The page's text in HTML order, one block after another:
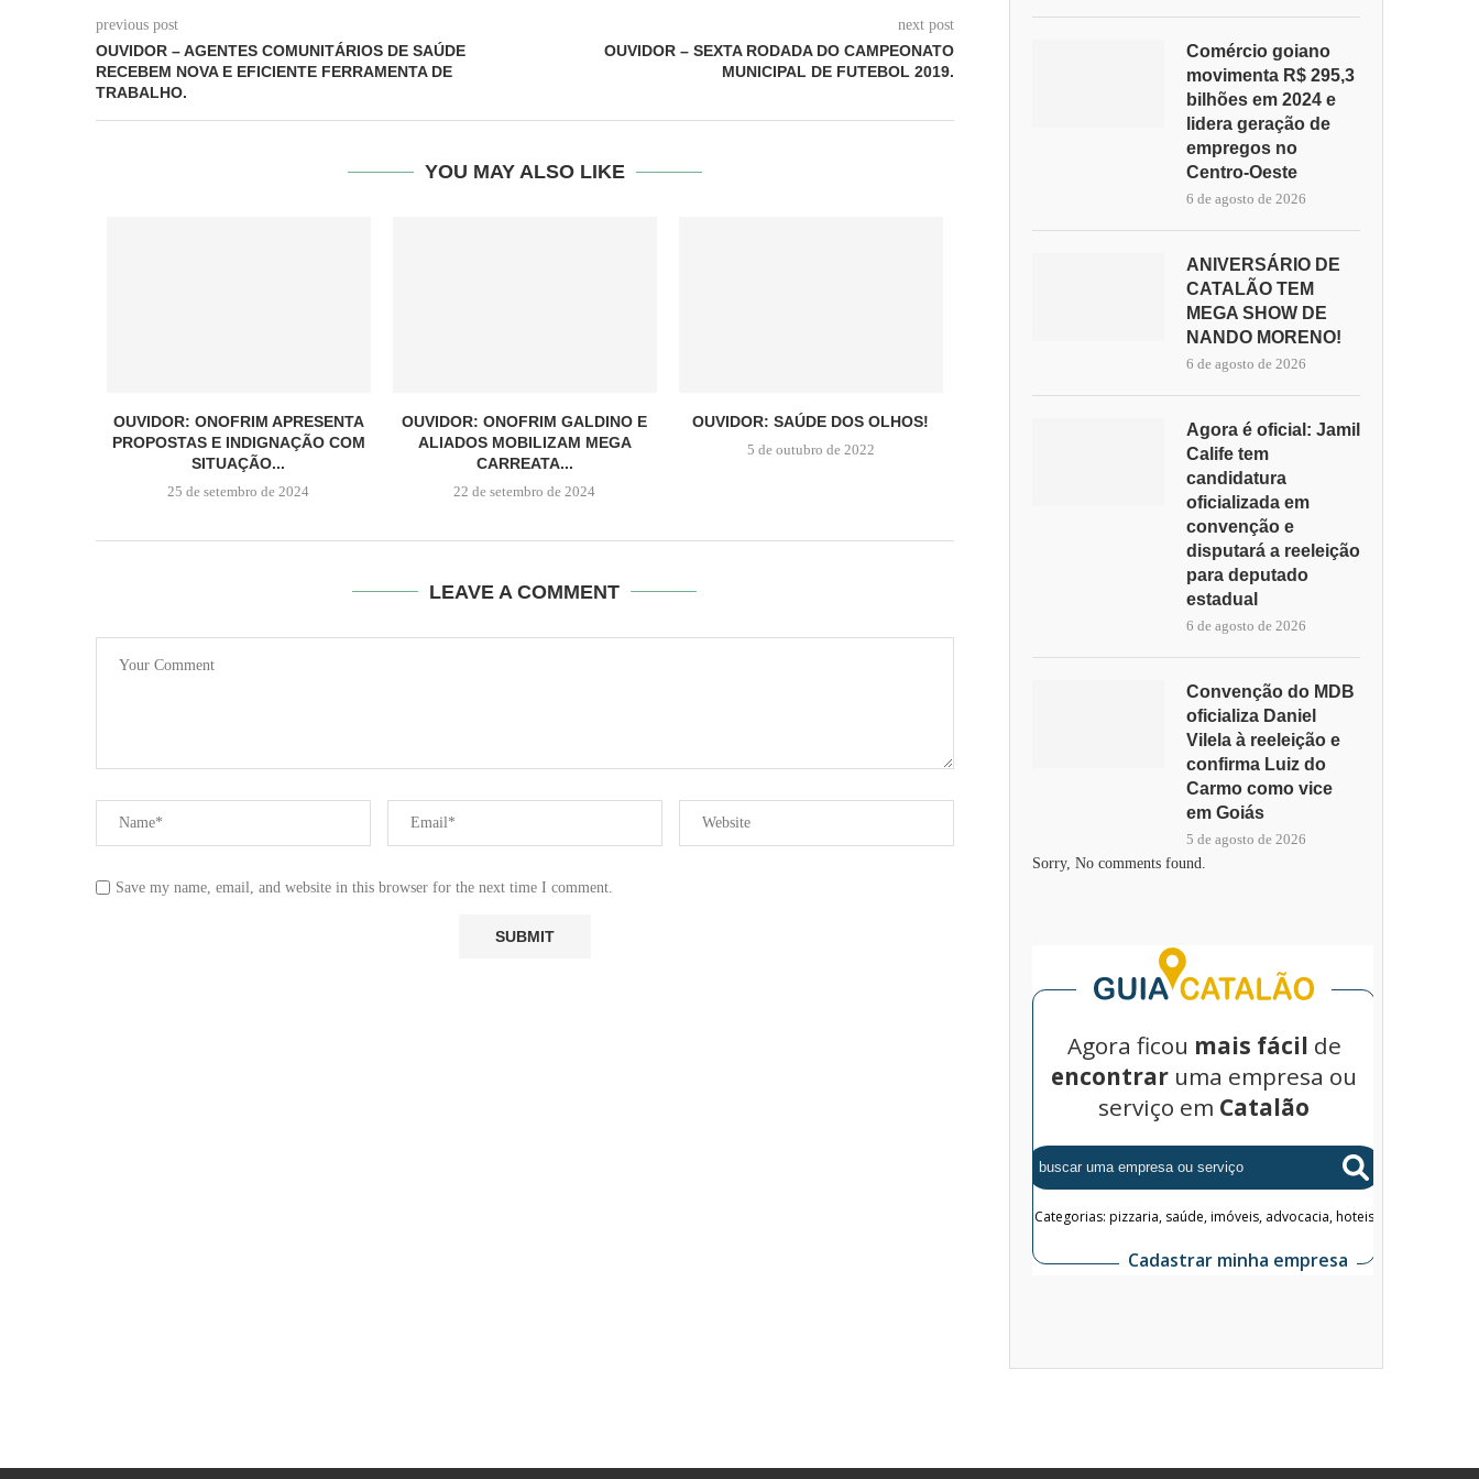
previous post
OUVIDOR – AGENTES COMUNITÁRIOS DE SAÚDE
RECEBEM NOVA E EFICIENTE FERRAMENTA DE
TRABALHO.
next post
OUVIDOR – SEXTA RODADA DO CAMPEONATO
MUNICIPAL DE FUTEBOL 2019.
YOU MAY ALSO LIKE
OUVIDOR: ONOFRIM APRESENTA
PROPOSTAS E INDIGNAÇÃO COM
SITUAÇÃO...
25 de setembro de 2024
OUVIDOR: ONOFRIM GALDINO E
ALIADOS MOBILIZAM MEGA
CARREATA...
22 de setembro de 2024
OUVIDOR: SAÚDE DOS OLHOS!
5 de outubro de 2022
LEAVE A COMMENT
Save my name, email, and website in this browser for the next time I comment.
Comércio goiano
movimenta R$ 295,3
bilhões em 2024 e
lidera geração de
empregos no
Centro-Oeste
6 de agosto de 2026
ANIVERSÁRIO DE
CATALÃO TEM
MEGA SHOW DE
NANDO MORENO!
6 de agosto de 2026
Agora é oficial: Jamil
Calife tem
candidatura
oficializada em
convenção e
disputará a reeleição
para deputado
estadual
6 de agosto de 2026
Convenção do MDB
oficializa Daniel
Vilela à reeleição e
confirma Luiz do
Carmo como vice
em Goiás
5 de agosto de 2026
Sorry, No comments found.